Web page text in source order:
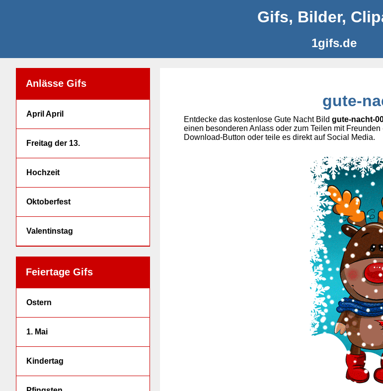
Gifs, Bilder,
1gifs.de
gute-
Entdecke das kostenlose Gute Nacht Bildgute-nacht-
einen besonderen Anlass oder zum Teilen mit
Download-Button oder teile es direkt auf Social Media.
Anlässe Gifs
April April
Freitag der 13.
Hochzeit
Oktoberfest
Valentinstag
Feiertage Gifs
Ostern
1. Mai
Kindertag